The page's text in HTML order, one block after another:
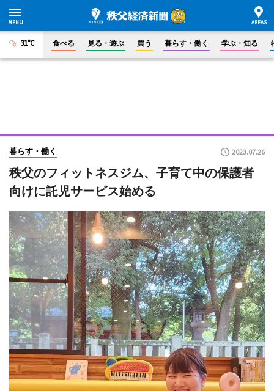
31°C 食べる 見る・遊ぶ 買う 暮らす・働く 学ぶ・知る
暮らす・働く 2023.07.26
秩父のフィットネスジム、子育て中の保護者
向けに託児サービス始める